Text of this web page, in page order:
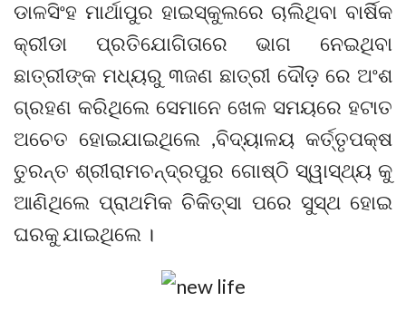
ଡାଳସିଂହ ମାର୍ଥାପୁର ହାଇସ୍କୁଲରେ ଚାଲିଥିବା ବାର୍ଷିକ
କ୍ରୀଡା ପ୍ରତିଯୋଗିତାରେ ଭାଗ ନେଇଥିବା
ଛାତ୍ରୀଙ୍କ ମଧ୍ୟରୁ ୩ଜଣ ଛାତ୍ରୀ ଦୌଡ଼ ରେ ଅଂଶ
ଗ୍ରହଣ କରିଥିଲେ ସେମାନେ ଖେଳ ସମୟରେ ହଟାତ
ଅଚେତ ହୋଇଯାଇଥିଲେ ,ବିଦ୍ୟାଳୟ କର୍ତ୍ତୃପକ୍ଷ
ତୁରନ୍ତ ଶ୍ରୀରାମଚନ୍ଦ୍ରପୁର ଗୋଷ୍ଠି ସ୍ୱାସ୍ଥ୍ୟ କୁ
ଆଣିଥିଲେ ପ୍ରାଥମିକ ଚିକିତ୍ସା ପରେ ସୁସ୍ଥ ହୋଇ
ଘରକୁ ଯାଇଥିଲେ ।